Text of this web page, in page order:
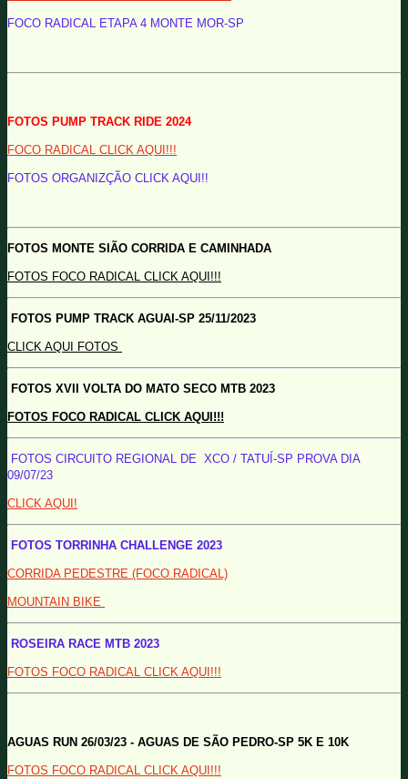
FOCO RADICAL ETAPA 4 MONTE MOR-SP
FOTOS PUMP TRACK RIDE 2024
FOCO RADICAL CLICK AQUI!!!
FOTOS ORGANIZÇÃO CLICK AQUI!!
FOTOS MONTE SIÃO CORRIDA E CAMINHADA
FOTOS FOCO RADICAL CLICK AQUI!!!
FOTOS PUMP TRACK AGUAI-SP 25/11/2023
CLICK AQUI FOTOS
FOTOS XVII VOLTA DO MATO SECO MTB 2023
FOTOS FOCO RADICAL CLICK AQUI!!!
FOTOS CIRCUITO REGIONAL DE XCO / TATUÍ-SP PROVA DIA
09/07/23
CLICK AQUI!
FOTOS TORRINHA CHALLENGE 2023
CORRIDA PEDESTRE (FOCO RADICAL)
MOUNTAIN BIKE
ROSEIRA RACE MTB 2023
FOTOS FOCO RADICAL CLICK AQUI!!!
AGUAS RUN 26/03/23 - AGUAS DE SÃO PEDRO-SP 5K E 10K
FOTOS FOCO RADICAL CLICK AQUI!!!